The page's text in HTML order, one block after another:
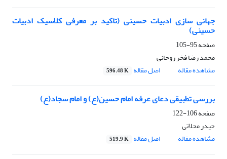
جهانی سازی ادبیات حسینی (تاکید بر معرفی کلاسیک ادبیات
حسینی)
صفحه95-105
محمد رضا فخر روحانی
مشاهده مقاله
اصل مقاله 596.48 K
بررسی تطبیقی دعای عرفه امام حسین(ع) و امام سجاد(ع)
صفحه106-122
حیدر محلاتی
مشاهده مقاله
اصل مقاله 519.9 K